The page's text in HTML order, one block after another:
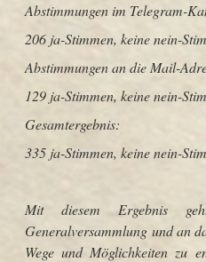
Abstimmungen im Telegram-
206 ja-Stimmen, keine nein-
Abstimmungen an die Mail-
129 ja-Stimmen, keine nein-
Gesamtergebnis:
335 ja-Stimmen, keine nein-
Mit diesem Ergebnis
Generalversammlung und an
Wege und Möglichkeiten zu